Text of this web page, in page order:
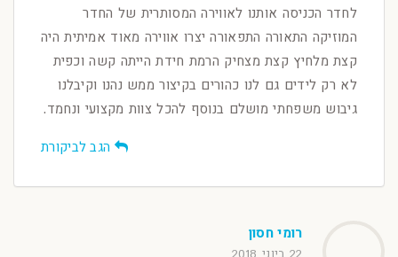
לחדר הכניסה אותנו לאווירה המסותרית של החדר
המוזיקה התאורה התפאורה יצרו אווירה מאוד אמיתית היה
קצת מלחיץ קצת מצחיק הרמת חידת הייתה קשה וכפית
לא רק לידים גם לנו כהורים בקיצור ממש נהנו וקיבלנו
גיבוש משפחתי מושלם בנוסף להכל צוות מקצועי ונחמד.
הגב לביקורת
רומי חסון